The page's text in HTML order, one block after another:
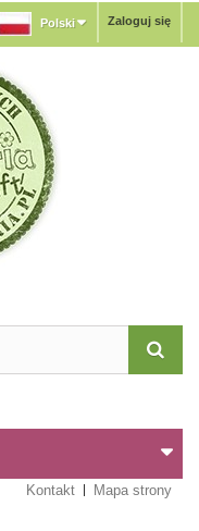
Zaloguj się
Polski
Kontakt Mapa strony